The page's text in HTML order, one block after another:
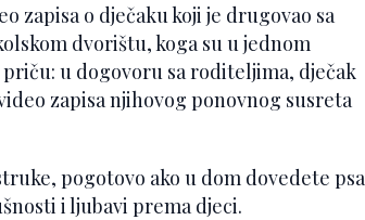
zapisa o dječaku koji je drugovao sa
dvorištu, koga su u jednom
u dogovoru sa roditeljima, dječak
zapisa njihovog ponovnog susreta
pogotovo ako u dom dovedete psa
i ljubavi prema djeci.